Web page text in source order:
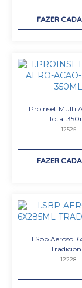
FAZER
I.Proinset Multi
Total
12525
FAZER
I.Sbp Aerosol
12228